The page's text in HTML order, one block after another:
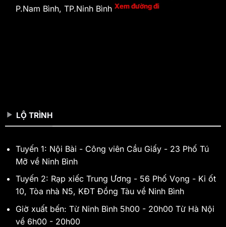
P.Nam Bình, TP.Ninh Bình Xem đường đi
LỘ TRÌNH
Tuyến 1: Nội Bài - Công viên Cầu Giấy - 23 Phố Tú
Mỡ về Ninh Bình
Tuyến 2: Rạp xiếc Trung Ương - 56 Phố Vọng - Ki ốt
10, Tòa nhà N5, KĐT Đồng Tàu về Ninh Bình
Giờ xuất bến: Từ Ninh Bình 5h00 - 20h00 Từ Hà Nội
về 6h00 - 20h00